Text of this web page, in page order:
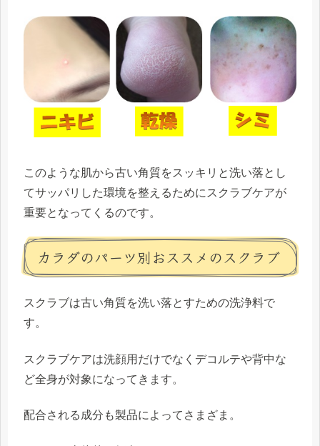
このような肌から古い角質をスッキリと洗い落とし
てサッパリした環境を整えるために スクラブケアが
重要となってくるのです。
カラダのパーツ別おススメのスクラブ
スクラブは古い角質を洗い落とすための洗浄料で
す。
スクラブケアは洗顔用だけでなくデコルテや背中な
ど全身が対象になってきます。
配合される成分も製品によってさまざま。